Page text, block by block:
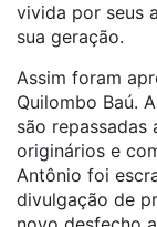
vivida por seus
sua geração.
Assim foram
Quilombo Baú.
são repassadas
originários e
Antônio foi
divulgação de